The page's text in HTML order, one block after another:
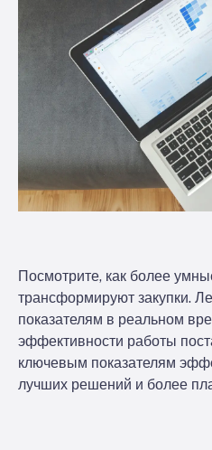
Посмотрите, как более
трансформируют закупки.
показателям в реальном
эффективности работы
ключевым показателям
лучших решений и более